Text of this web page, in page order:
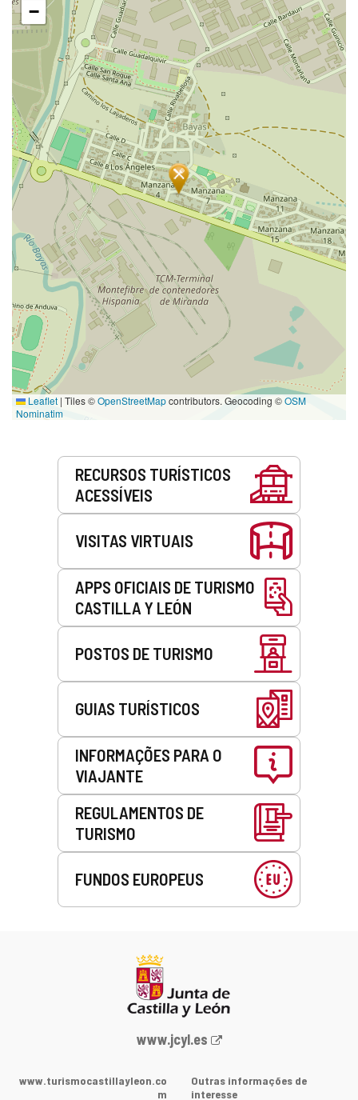
−
Leaflet | Tiles ©OpenStreetMapcontributors. Geocoding ©OSM
Nominatim
RECURSOS TURÍSTICOS
ACESSÍVEIS
VISITAS VIRTUAIS
APPS OFICIAIS DE TURISMO
CASTILLA Y LEÓN
POSTOS DE TURISMO
GUIAS TURÍSTICOS
INFORMAÇÕES PARA O
VIAJANTE
REGULAMENTOS DE
TURISMO
FUNDOS EUROPEUS
Portal
Junta
www.jcyl.es
www.turismocastillayleon.co
m
Outras informações de
interesse